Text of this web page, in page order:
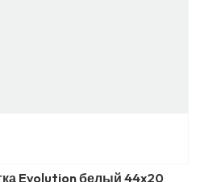
Evolution белый 44x20